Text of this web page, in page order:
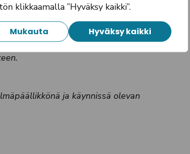
klikkaamalla ”Hyväksy kaikki”.
Mukauta Hyväksy kaikki
tarkoituksenmukainen rooli Tampereen
olevan selvitystyön myötä.
ja vision pohdinta. Syksyllä edetään
ja käynnissä olevan